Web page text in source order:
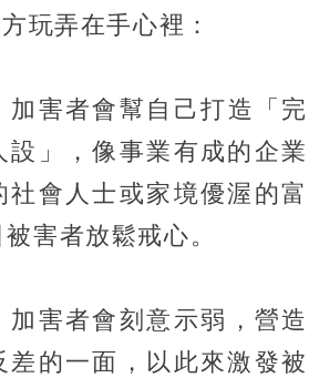
玩弄在手心裡：
加害者會幫自己打造「完
設」，像事業有成的企業
社會人士或家境優渥的富
害者放鬆戒心。
加害者會刻意示弱，營造
差的一面，以此來激發被